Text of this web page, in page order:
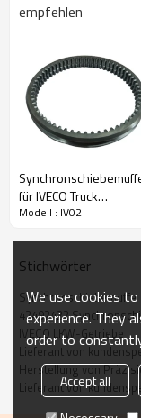
Teilename
OEM-Nr.
Zähne
Größe
Gewicht (kg）
Anwendung
empfehlen
für IVECO Truck
42540016, 42549965,
Modell : IV02
Stichwörter
Synchronschiebemuffe
42492422
IVECO LKW-Getriebe
Lieferant von
Herstellung von
Lieferant von
We use cookies
experience. They
order to
Accept all